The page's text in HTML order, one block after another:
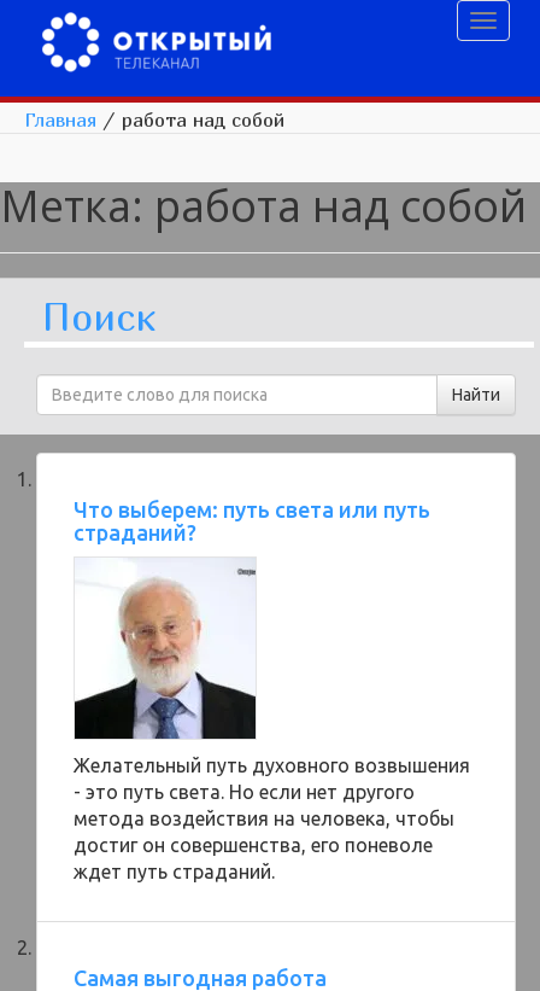
Главная / работа над собой
Метка: работа над собой
Поиск
Что выберем: путь света или путь
страданий?
Желательный путь духовного возвышения
- это путь света. Но если нет другого
метода воздействия на человека, чтобы
достиг он совершенства, его поневоле
ждет путь страданий.
Самая выгодная работа